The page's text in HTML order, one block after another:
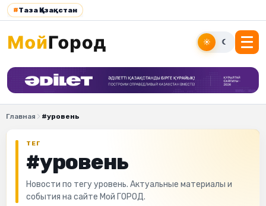
#Таза Қазақстан
☀ ☾
Главная #уровень
ТЕГ
#уровень
Новости по тегу уровень. Актуальные материалы и
события на сайте Мой ГОРОД.